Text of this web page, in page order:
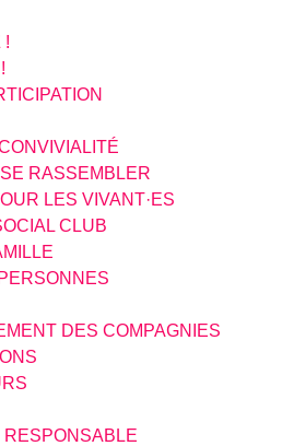
!
RASSEMBLER
LES VIVANT·ES
CLUB
DES COMPAGNIES
RESPONSABLE